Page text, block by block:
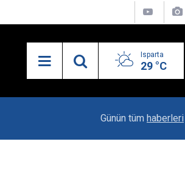
Isparta
29 °C
Şişede Durduğu Gibi Durmadı
Günün tüm haberleri